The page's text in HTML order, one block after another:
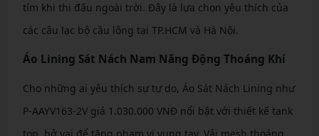
tím khi thi đấu ngoài trời. Đây là lựa chọn yêu thích của
các câu lạc bộ cầu lông tại TP.HCM và Hà Nội.
Áo Lining Sát Nách Nam Năng Động Thoáng Khí
Cho những ai yêu thích sự tự do, Áo Sát Nách Lining như
P-AAYV163-2V giá 1.030.000 VNĐ nổi bật với thiết kế tank